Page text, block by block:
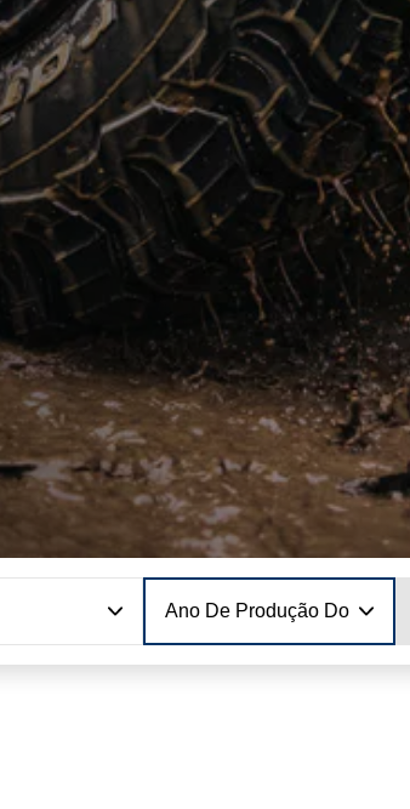
Ano De Produção Do Modelo